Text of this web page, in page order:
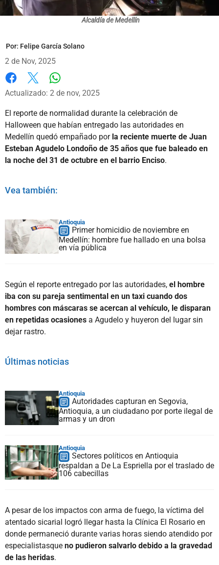
Alcaldía de Medellín
Por: Felipe García Solano
2 de Nov, 2025
Facebook
X
Actualizado: 2 de nov, 2025
El reporte de normalidad durante la celebración de
Halloween que habían entregado las autoridades en
Medellín quedó empañado por la reciente muerte de Juan
Esteban Agudelo Londoño de 35 años que fue baleado en
la noche del 31 de octubre en el barrio Enciso.
Vea también:
Antioquia
Primer homicidio de noviembre en
Medellín: hombre fue hallado en una bolsa
en vía pública
Según el reporte entregado por las autoridades, el hombre
iba con su pareja sentimental en un taxi cuando dos
hombres con máscaras se acercan al vehículo, le disparan
en repetidas ocasiones a Agudelo y huyeron del lugar sin
dejar rastro.
Últimas noticias
Antioquia
Autoridades capturan en Segovia,
Antioquia, a un ciudadano por porte ilegal de
armas y un dron
Antioquia
Sectores políticos en Antioquia
respaldan a De La Espriella por el traslado de
106 cabecillas
A pesar de los impactos con arma de fuego, la víctima del
atentado sicarial logró llegar hasta la Clínica El Rosario en
donde permaneció durante varias horas siendo atendido por
especialistasque no pudieron salvarlo debido a la gravedad
de las heridas.